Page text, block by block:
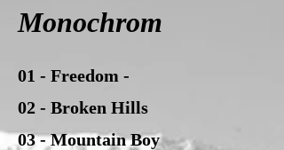
Monochrom
01 - Freedom -
02 - Broken Hills
03 - Mountain Boy